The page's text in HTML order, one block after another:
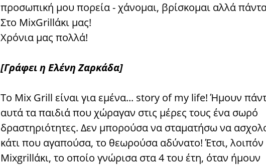
προσωπική μου πορεία - χάνομαι, βρίσκομαι αλλά
Στο MixGrillάκι μας!
Χρόνια μας πολλά!
[Γράφει η Ελένη Ζαρκάδα]
Το Mix Grill είναι για εμένα... story of my life! Ήμουν
αυτά τα παιδιά που χώραγαν στις μέρες τους ένα σωρό
δραστηριότητες. Δεν μπορούσα να σταματήσω να
κάτι που αγαπούσα, το θεωρούσα αδύνατο! Έτσι, λοιπόν
Mixgrillάκι, το οποίο γνώρισα στα 4 του έτη, όταν ήμουν